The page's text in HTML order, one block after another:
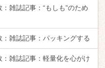
雑誌記事： “もしも”のため
雑誌記事： パッキングする
雑誌記事： 軽量化を心がけ